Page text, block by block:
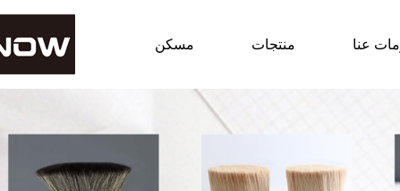
مسكن منتجات عنا